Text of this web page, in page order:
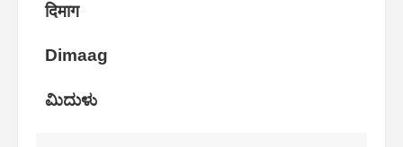
दिमाग
Dimaag
ಮಿದುಳು